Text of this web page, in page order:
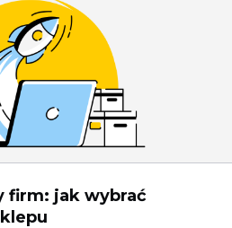
firm: jak wybrać